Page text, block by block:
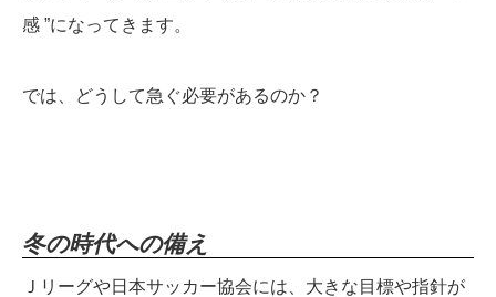
感 ”になってきます。
では、どうして急ぐ必要があるのか？
冬の時代への備え
Ｊリーグや日本サッカー協会には、大きな目標や指針が